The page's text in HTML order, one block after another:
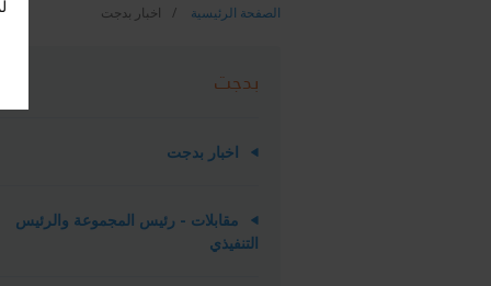
الصفحة الرئيسية اخبار بدجت
بدجت
اخبار بدجت
مقابلات - ​​رئيس المجموعة والرئيس
التنفيذي​